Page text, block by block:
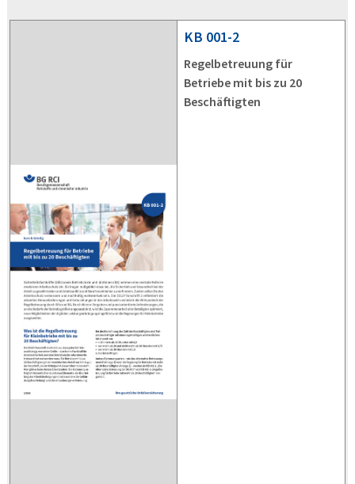
KB 001-2
Regelbetreuung für
Betriebe mit bis zu 20
Beschäftigten